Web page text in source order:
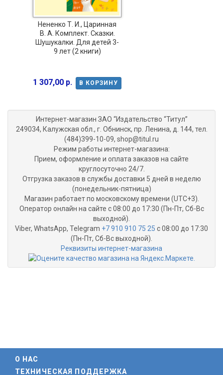
Нененко Т. И., Царинная
В. А. Комплект. Сказки.
Шушукалки. Для детей 3-
9 лет (2 книги)
В КОРЗИНУ
1 307,00 р.
Интернет-магазин ЗАО “Издательство “Титул”
249034, Калужская обл., г. Обнинск, пр. Ленина, д. 144, тел.
(484)399-10-09, shop@titul.ru
Режим работы интернет-магазина:
Прием, оформление и оплата заказов на сайте
круглосуточно 24/7.
Отгрузка заказов в службы доставки 5 дней в неделю
(понедельник-пятница)
Магазин работает по московскому времени (UTC+3).
Оператор онлайн на сайте с 08:00 до 17:30 (Пн-Пт, Сб-Вс
выходной).
Viber, WhatsApp, Telegram +7 910 910 75 25 с 08:00 до 17:30
(Пн-Пт, Сб-Вс выходной).
Реквизиты интернет-магазина
О НАС
ТЕХНИЧЕСКАЯ ПОДДЕРЖКА